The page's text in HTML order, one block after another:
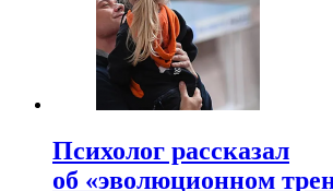
Психолог рассказал
об «эволюционном